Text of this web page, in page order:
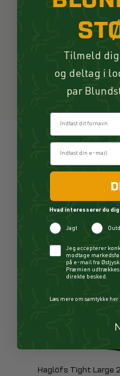
Collonil
ANDRE
Haglöfs Tight Large
Tilmeld
og deltag i
par
Fornavn
Hvad interesserer du
Jagt
CheckboxJeg accepterer
modtage
på e-mail fra
Præmien udtrækkes
direkte besked.
Læs mere om samtykke her